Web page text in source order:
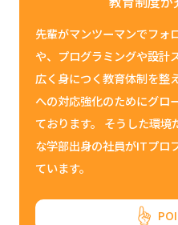
先輩がマンツーマンでフォ
や、プログラミングや設計
広く身につく教育体制を整
への対応強化のためにグロ
ております。 そうした環境
な学部出身の社員がITプロ
ています。